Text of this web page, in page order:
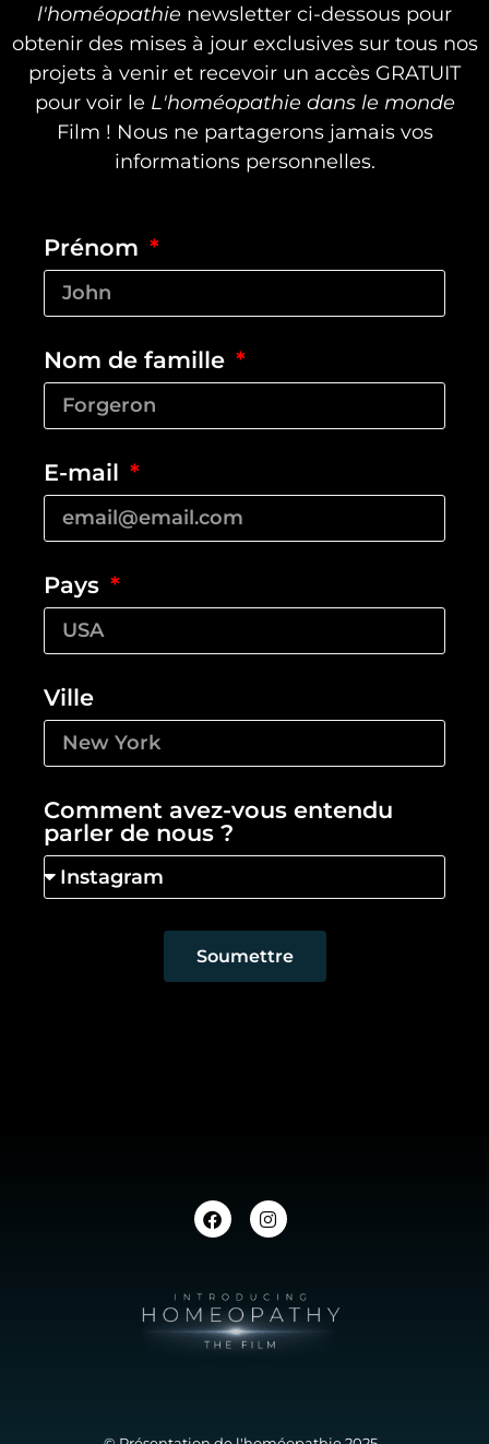
l'homéopathie newsletter ci-dessous pour
obtenir des mises à jour exclusives sur tous nos
projets à venir et recevoir un accès GRATUIT
pour voir le L'homéopathie dans le monde
Film ! Nous ne partagerons jamais vos
informations personnelles.
Prénom
Nom de famille
E-mail
Pays
Ville
Comment avez-vous entendu
parler de nous ?
Soumettre